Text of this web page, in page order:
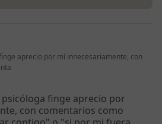
aprecio por mí innecesariamente, con
finge aprecio por
con comentarios como